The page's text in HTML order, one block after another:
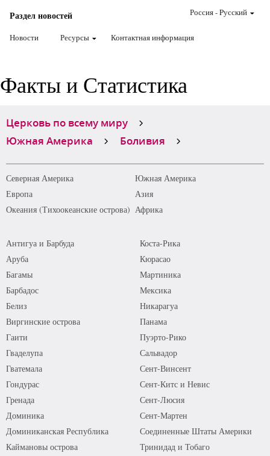
Раздел новостей
Новости Ресурсы Контактная информация
Россия-Pусский
Факты и Статистика
Церковь по всему миру
Южная Америка
Боливия
Северная Америка
Южная Америка
Европа
Азия
Океания (Тихоокеанские острова) Африка
Антигуа и Барбуда
Аруба
Багамы
Барбадос
Белиз
Виргинские острова
Гаити
Гваделупа
Гватемала
Гондурас
Гренада
Доминика
Доминиканская Республика
Каймановы острова
Коста-Рика
Кюрасао
Мартиника
Мексика
Никарагуа
Панама
Пуэрто-Рико
Сальвадор
Сент-Винсент
Сент-Китс и Невис
Сент-Люсия
Сент-Мартен
Соединенные Штаты Америки
Тринидад и Тобаго